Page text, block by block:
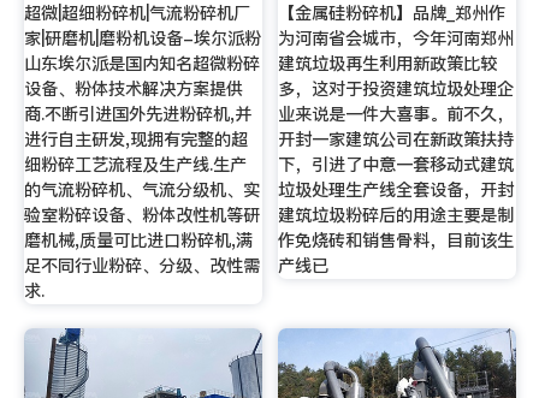
超微|超细粉碎机|气流粉碎机厂
家|研磨机|磨粉机设备-埃尔派粉
山东埃尔派是国内知名超微粉碎
设备、粉体技术解决方案提供
商.不断引进国外先进粉碎机,并
进行自主研发,现拥有完整的超
细粉碎工艺流程及生产线.生产
的气流粉碎机、气流分级机、实
验室粉碎设备、粉体改性机等研
磨机械,质量可比进口粉碎机,满
足不同行业粉碎、分级、改性需
求.
【金属硅粉碎机】品牌_郑州作
为河南省会城市，今年河南郑州
建筑垃圾再生利用新政策比较
多，这对于投资建筑垃圾处理企
业来说是一件大喜事。前不久，
开封一家建筑公司在新政策扶持
下，引进了中意一套移动式建筑
垃圾处理生产线全套设备，开封
建筑垃圾粉碎后的用途主要是制
作免烧砖和销售骨料，目前该生
产线已